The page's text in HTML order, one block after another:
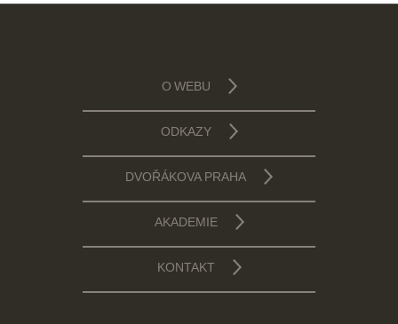
O WEBU
ODKAZY
DVOŘÁKOVA PRAHA
AKADEMIE
KONTAKT